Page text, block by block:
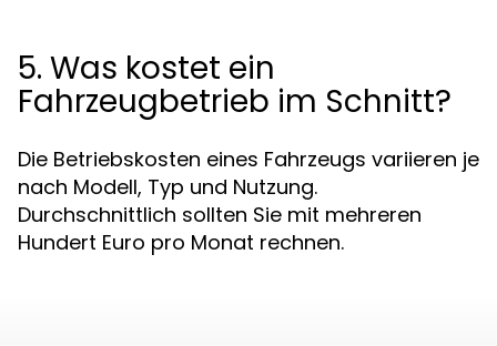
5. Was kostet ein
Fahrzeugbetrieb im Schnitt?
Die Betriebskosten eines Fahrzeugs variieren je
nach Modell, Typ und Nutzung.
Durchschnittlich sollten Sie mit mehreren
Hundert Euro pro Monat rechnen.